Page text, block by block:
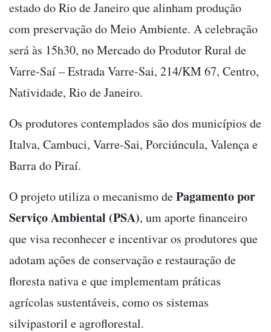
estado do Rio de Janeiro que alinham produção
com preservação do Meio Ambiente. A celebração
será às 15h30, no Mercado do Produtor Rural de
Varre-Saí – Estrada Varre-Sai, 214/KM 67, Centro,
Natividade, Rio de Janeiro.
Os produtores contemplados são dos municípios de
Italva, Cambuci, Varre-Sai, Porciúncula, Valença e
Barra do Piraí.
O projetoutiliza o mecanismo dePagamento por
Serviço Ambiental (PSA), um aporte financeiro
que visa reconhecer e incentivar os produtores que
adotam ações de conservação e restauração de
floresta nativa e que implementam práticas
agrícolas sustentáveis, como os sistemas
silvipastoril e agroflorestal.